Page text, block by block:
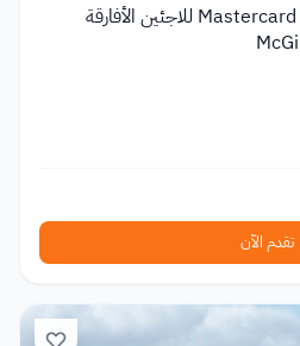
منحة Mastercard Foundation 2027 للاجئين الأفارقة
تقدم الآن